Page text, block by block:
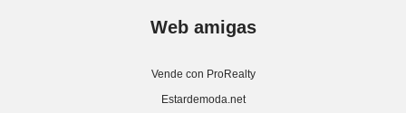
Web amigas
Vende con ProRealty
Estardemoda.net